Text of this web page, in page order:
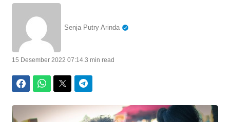
Senja Putry Arinda
15 Desember 2022 07:14.3 min read